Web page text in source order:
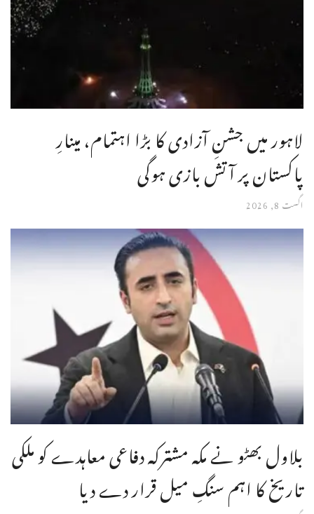
لاہور میں جشنِ آزادی کا بڑا اہتمام، مینارِ
پاکستان پر آتش بازی ہوگی
اگست 8, 2026
بلاول بھٹو نے مکہ مشترکہ دفاعی معاہدے کو ملکی
تاریخ کا اہم سنگِ میل قرار دے دیا